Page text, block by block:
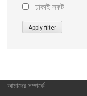
ঢাকাই সফট
Apply filter
আমাদের সম্পর্কে